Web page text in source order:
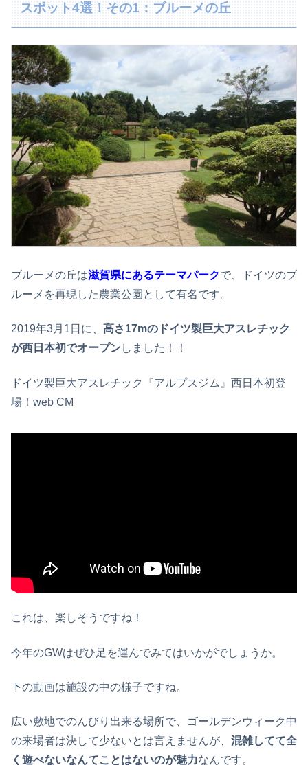
スポット4選！その1：ブルーメの丘
ブルーメの丘は滋賀県にあるテーマパークで、ドイツのブ
ルーメを再現した農業公園として有名です。
2019年3月1日に、 高さ17mのドイツ製巨大アスレチック
が西日本初でオープンしました！！
ドイツ製巨大アスレチック『アルプスジム』西日本初登
場！web CM
これは、楽しそうですね！
今年のGWはぜひ足を運んでみてはいかがでしょうか。
下の動画は施設の中の様子ですね。
広い敷地でのんびり出来る場所で、ゴールデンウィーク中
の来場者は決して少ないとは言えませんが、 混雑してて全
く遊べないなんてことはないのが魅力なんです。